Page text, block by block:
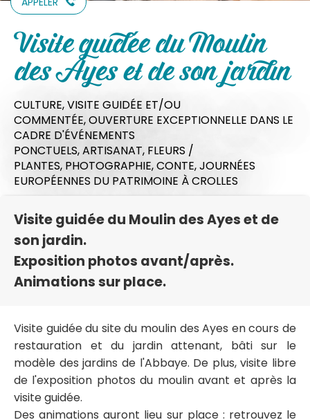
Visite guidée du Moulin
des Ayes et de son jardin
CULTURE,VISITE GUIDÉE ET/OU
COMMENTÉE,OUVERTURE EXCEPTIONNELLE DANS LE
CADRE D'ÉVÉNEMENTS
PONCTUELS,ARTISANAT, FLEURS /
PLANTES, PHOTOGRAPHIE,CONTE,JOURNÉES
EUROPÉENNES DU PATRIMOINE À CROLLES
Visite guidée du Moulin des Ayes et de
son jardin.
Exposition photos avant/après.
Animations sur place.
Visite guidée du site du moulin des Ayes en cours de
restauration et du jardin attenant, bâti sur le
modèle des jardins de l'Abbaye. De plus, visite libre
de l'exposition photos du moulin avant et après la
visite guidée.
Des animations auront lieu sur place : retrouvez le